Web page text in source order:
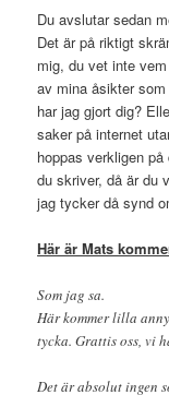
Du avslutar sedan
Det är på riktigt
mig, du vet inte
av mina åsikter
har jag gjort dig?
saker på internet
hoppas verkligen
du skriver, då är du
jag tycker då synd
Här är Mats
Som jag sa.
Här kommer lilla
tycka. Grattis oss, vi
Det är absolut ingen